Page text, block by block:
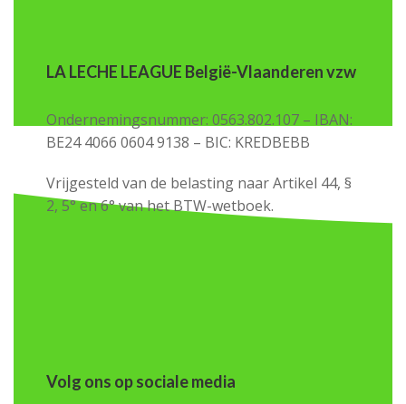
LA LECHE LEAGUE België-Vlaanderen vzw
Ondernemingsnummer: 0563.802.107 – IBAN:
BE24 4066 0604 9138 – BIC: KREDBEBB
Vrijgesteld van de belasting naar Artikel 44, §
2, 5° en 6° van het BTW-wetboek.
Volg ons op sociale media